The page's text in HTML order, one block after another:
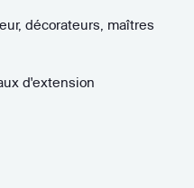
décorateurs, maîtres
d'extension